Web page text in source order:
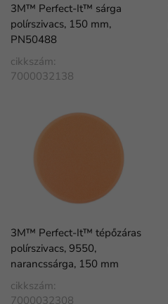
3M™ Perfect-It™ sárga
polírszivacs, 150 mm,
PN50488
cikkszám:
7000032138
3M™ Perfect-It™ tépőzáras
polírszivacs, 9550,
narancssárga, 150 mm
cikkszám:
7000032308